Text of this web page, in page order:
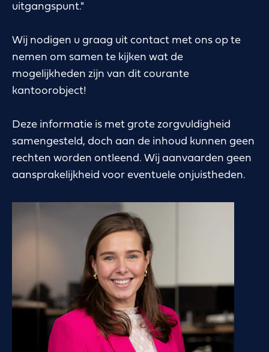
uitgangspunt."
Wij nodigen u graag uit contact met ons op te
nemen om samen te kijken wat de
mogelijkheden zijn van dit courante
kantoorobject!
Deze informatie is met grote zorgvuldigheid
samengesteld, doch aan de inhoud kunnen geen
rechten worden ontleend. Wij aanvaarden geen
aansprakelijkheid voor eventuele onjuistheden.